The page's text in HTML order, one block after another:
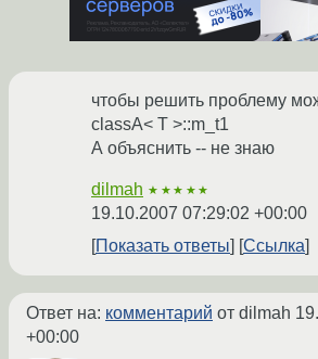
чтобы решить проблему
classA< T >::m_t1
А объяснить -- не знаю
dilmah ★★★★★
19.10.2007 07:29:02 +00:00
Показать ответы
Ссылка
Ответ на: комментарий от dilmah
+00:00